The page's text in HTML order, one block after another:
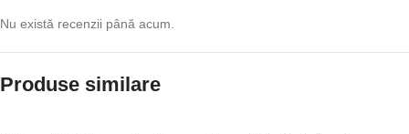
Nu există recenzii până acum.
Produse similare